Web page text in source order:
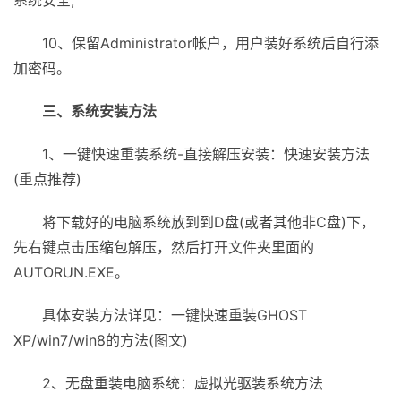
10、保留Administrator帐户，用户装好系统后自行添
加密码。
三、系统安装方法
1、一键快速重装系统-直接解压安装：快速安装方法
(重点推荐)
将下载好的电脑系统放到到D盘(或者其他非C盘)下，
先右键点击压缩包解压，然后打开文件夹里面的
AUTORUN.EXE。
具体安装方法详见：一键快速重装GHOST
XP/win7/win8的方法(图文)
2、无盘重装电脑系统：虚拟光驱装系统方法